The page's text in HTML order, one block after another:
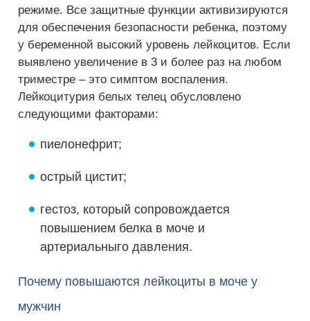
режиме. Все защитные функции активизируются
для обеспечения безопасности ребенка, поэтому
у беременной высокий уровень лейкоцитов. Если
выявлено увеличение в 3 и более раз на любом
триместре – это симптом воспаления.
Лейкоцитурия белых телец обусловлено
следующими факторами:
пиелонефрит;
острый цистит;
гестоз, который сопровождается
повышением белка в моче и
артериальныго давления.
Почему повышаются лейкоциты в моче у
мужчин